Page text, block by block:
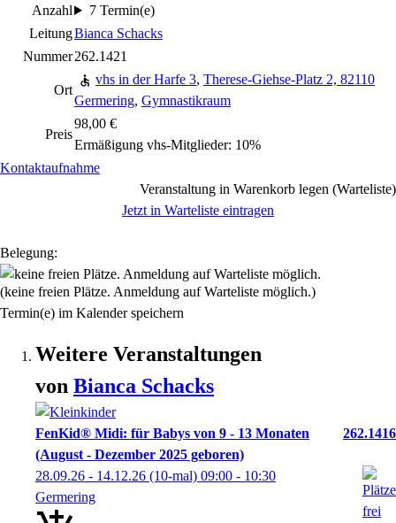
Anzahl
7 Termin(e)
LeitungBianca Schacks
Nummer262.1421
Ort
vhs in der Harfe 3, Therese-Giehse-Platz 2, 82110
Germering, Gymnastikraum
Preis
98,00 €
Ermäßigung vhs-Mitglieder: 10%
Kontaktaufnahme
Veranstaltung in Warenkorb legen (Warteliste)
Jetzt in Warteliste eintragen
Belegung:
(keine freien Plätze. Anmeldung auf Warteliste möglich.)
Termin(e) im Kalender speichern
Weitere Veranstaltungen
von Bianca Schacks
FenKid® Midi: für Babys von 9 - 13 Monaten
(August - Dezember 2025 geboren)
262.1416
28.09.26 - 14.12.26 (10-mal) 09:00 - 10:30
Germering